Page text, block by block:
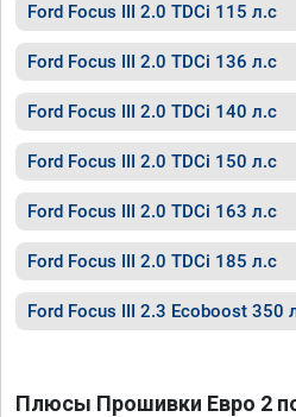
Ford Focus III 2.0 TDCi 115 л.с
Ford Focus III 2.0 TDCi 136 л.с
Ford Focus III 2.0 TDCi 140 л.с
Ford Focus III 2.0 TDCi 150 л.с
Ford Focus III 2.0 TDCi 163 л.с
Ford Focus III 2.0 TDCi 185 л.с
Ford Focus III 2.3 Ecoboost 350
Плюсы Прошивки Евро 2